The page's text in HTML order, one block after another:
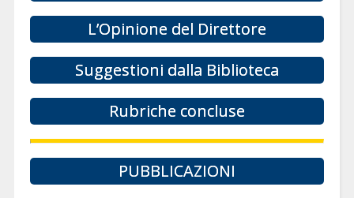
L’Opinione del Direttore
Suggestioni dalla Biblioteca
Rubriche concluse
PUBBLICAZIONI